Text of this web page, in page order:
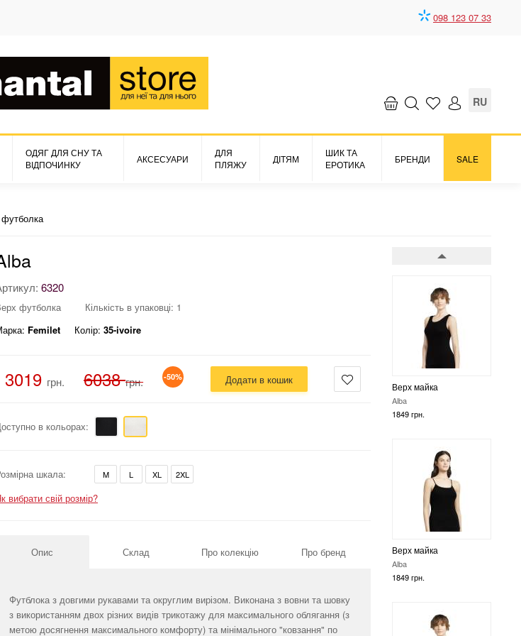
098 123 07 33
RU
ОДЯГ ДЛЯ СНУ ТА
ВІДПОЧИНКУ
АКСЕСУАРИ
ДЛЯ
ПЛЯЖУ
ДІТЯМ
ШИК ТА
ЕРОТИКА
БРЕНДИ SALE
6028 грн.
Верх майка
Alba
1849 грн.
Верх майка
Alba
1849 грн.
6320
футболка
Кількість в упаковці: 1
Femilet Колір: 35-ivoire
3019 грн. 6038 грн. -50% Додати в кошик
в кольорах:
шкала: M L XL 2XL
вибрати свій розмір?
Опис Склад Про колекцію Про бренд
Футблока з довгими рукавами та округлим вирізом. Виконана з вовни та шовку
з використанням двох різних видів трикотажу для максимального облягання (з
метою досягнення максимального комфорту) та мінімального "ковзання" по